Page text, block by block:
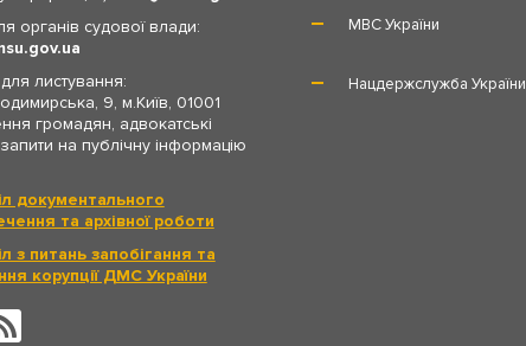
органів судової влади:
листування:
9, м.Київ, 01001
громадян, адвокатські
на публічну інформацію
документального
та архівної роботи
з питань запобігання та
корупції ДМС України
МВС України
Нацдержслужба України